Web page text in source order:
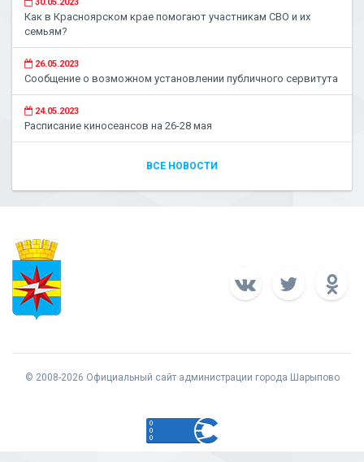
Как в Красноярском крае помогают участникам СВО и их
семьям?
26.05.2023
Сообщение о возможном установлении публичного сервитута
24.05.2023
Расписание киносеансов на 26-28 мая
ВСЕ НОВОСТИ
© 2008-2026 Официальный сайт администрации города Шарыпово